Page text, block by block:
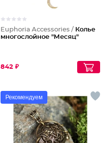
Euphoria Accessories / Колье
многослойное "Месяц"
842 ₽
Рекомендуем